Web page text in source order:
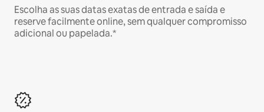
Escolha as suas datas exatas de entrada e saída e
reserve facilmente online, sem qualquer compromisso
adicional ou papelada.*